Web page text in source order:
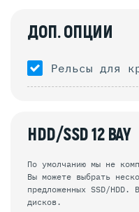
ДОП. ОПЦИИ
Рельсы для
HDD/SSD 12 BAY
По умолчанию мы не
Вы можете выбрать
предложенных SSD/
дисков.